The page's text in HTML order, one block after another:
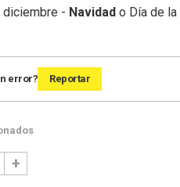
diciembre - Navidad o Día de
error? Reportar